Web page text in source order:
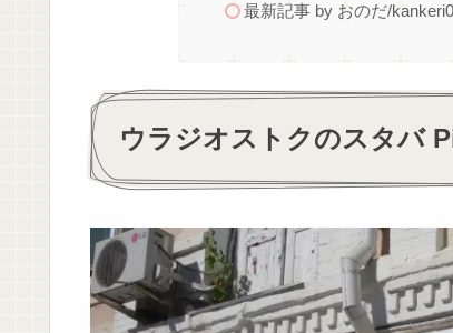
最新記事 by おのだ/
ウラジオストクのスタバ